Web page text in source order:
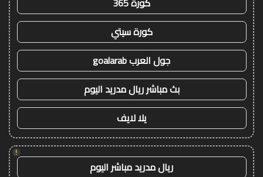
كورة سيتي
جول العرب goalarab
بث مباشر ريال مدريد اليوم
يلا لايف
!
ريال مدريد مباشر اليوم